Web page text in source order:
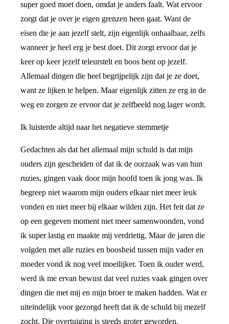
super goed moet doen, omdat je anders faalt. Wat ervoor
zorgt dat je over je eigen grenzen heen gaat. Want de
eisen die je aan jezelf stelt, zijn eigenlijk onhaalbaar, zelfs
wanneer je heel erg je best doet. Dit zorgt ervoor dat je
keer op keer jezelf teleurstelt en boos bent op jezelf.
Allemaal dingen die heel begrijpelijk zijn dat je ze doet,
want ze lijken te helpen. Maar eigenlijk zitten ze erg in de
weg en zorgen ze ervoor dat je zelfbeeld nog lager wordt.
Ik luisterde altijd naar het negatieve stemmetje
Gedachten als dat het allemaal mijn schuld is dat mijn
ouders zijn gescheiden of dat ik de oorzaak was van hun
ruzies, gingen vaak door mijn hoofd toen ik jong was. Ik
begreep niet waarom mijn ouders elkaar niet meer leuk
vonden en niet meer bij elkaar wilden zijn. Het feit dat ze
op een gegeven moment niet meer samenwoonden, vond
ik super lastig en maakte mij verdrietig. Maar de jaren die
volgden met alle ruzies en boosheid tussen mijn vader en
moeder vond ik nog veel moeilijker. Toen ik ouder werd,
werd ik me ervan bewust dat veel ruzies vaak gingen over
dingen die met mij en mijn broer te maken hadden. Wat er
uiteindelijk voor gezorgd heeft dat ik de schuld bij mezelf
zocht. Die overtuiging is steeds groter geworden.